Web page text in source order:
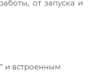
от запуска и
и встроенным